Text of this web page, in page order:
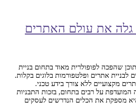
גלה את עולם האתרים
שהפכה לפופולרית מאוד בתחום בניית
לבניית אתרים ופלטפורמות בלוגים בקלות.
מקצועיים ללא צורך בידע טכני.
על רבים בתחום, בזכות התבניות
מספקת את הכלים הנדרשים לעסקים